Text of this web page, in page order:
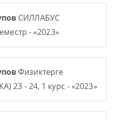
СИЛЛАБУС
- «2023»
Физиктерге
23 - 24, 1 курс - «2023»